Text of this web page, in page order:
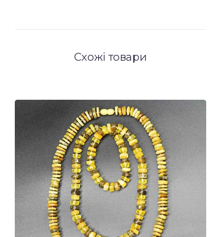
Схожі товари